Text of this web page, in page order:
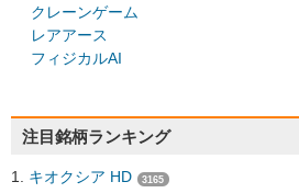
クレーンゲーム
レアアース
フィジカルAI
注目銘柄ランキング
キオクシア HD 3165